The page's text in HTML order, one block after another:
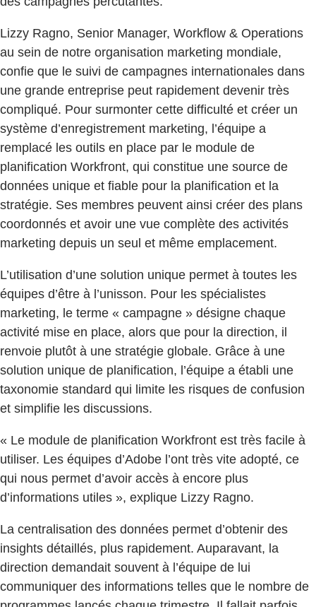
Lizzy Ragno, Senior Manager, Workflow & Operations
au sein de notre organisation marketing mondiale,
confie que le suivi de campagnes internationales dans
une grande entreprise peut rapidement devenir très
compliqué. Pour surmonter cette difficulté et créer un
système d’enregistrement marketing, l’équipe a
remplacé les outils en place par le module de
planification Workfront, qui constitue une source de
données unique et fiable pour la planification et la
stratégie. Ses membres peuvent ainsi créer des plans
coordonnés et avoir une vue complète des activités
marketing depuis un seul et même emplacement.
L’utilisation d’une solution unique permet à toutes les
équipes d’être à l’unisson. Pour les spécialistes
marketing, le terme « campagne » désigne chaque
activité mise en place, alors que pour la direction, il
renvoie plutôt à une stratégie globale. Grâce à une
solution unique de planification, l’équipe a établi une
taxonomie standard qui limite les risques de confusion
et simplifie les discussions.
« Le module de planification Workfront est très facile à
utiliser. Les équipes d’Adobe l’ont très vite adopté, ce
qui nous permet d’avoir accès à encore plus
d’informations utiles », explique Lizzy Ragno.
La centralisation des données permet d’obtenir des
insights détaillés, plus rapidement. Auparavant, la
direction demandait souvent à l’équipe de lui
communiquer des informations telles que le nombre de